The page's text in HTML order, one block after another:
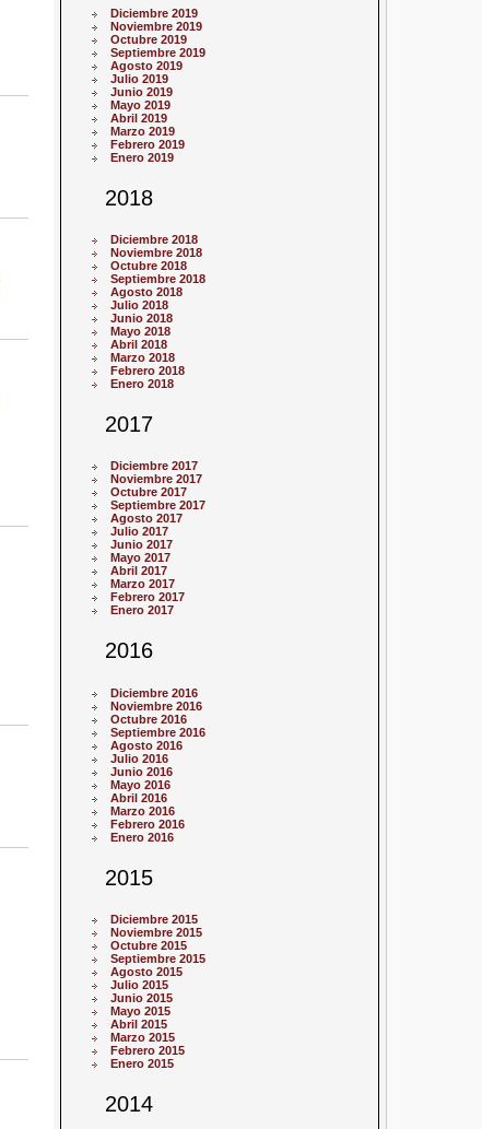
Diciembre 2019
Noviembre 2019
Octubre 2019
Septiembre 2019
Agosto 2019
Julio 2019
Junio 2019
Mayo 2019
Abril 2019
Marzo 2019
Febrero 2019
Enero 2019
2018
Diciembre 2018
Noviembre 2018
Octubre 2018
Septiembre 2018
Agosto 2018
Julio 2018
Junio 2018
Mayo 2018
Abril 2018
Marzo 2018
Febrero 2018
Enero 2018
2017
Diciembre 2017
Noviembre 2017
Octubre 2017
Septiembre 2017
Agosto 2017
Julio 2017
Junio 2017
Mayo 2017
Abril 2017
Marzo 2017
Febrero 2017
Enero 2017
2016
Diciembre 2016
Noviembre 2016
Octubre 2016
Septiembre 2016
Agosto 2016
Julio 2016
Junio 2016
Mayo 2016
Abril 2016
Marzo 2016
Febrero 2016
Enero 2016
2015
Diciembre 2015
Noviembre 2015
Octubre 2015
Septiembre 2015
Agosto 2015
Julio 2015
Junio 2015
Mayo 2015
Abril 2015
Marzo 2015
Febrero 2015
Enero 2015
2014